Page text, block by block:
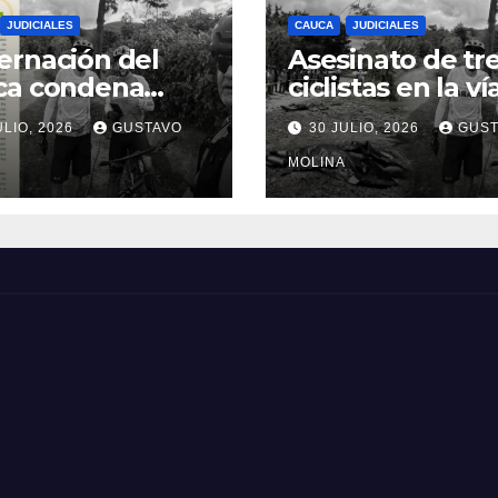
JUDICIALES
del
condena
de tres
y exige
urgentes
2026 GUSTAVO
CAUCA JUDICIALES
Asesinato de
ciclistas en la
Totoró – Silvia,
genera
consternación
Cauca
30 JULIO, 2026
MOLINA